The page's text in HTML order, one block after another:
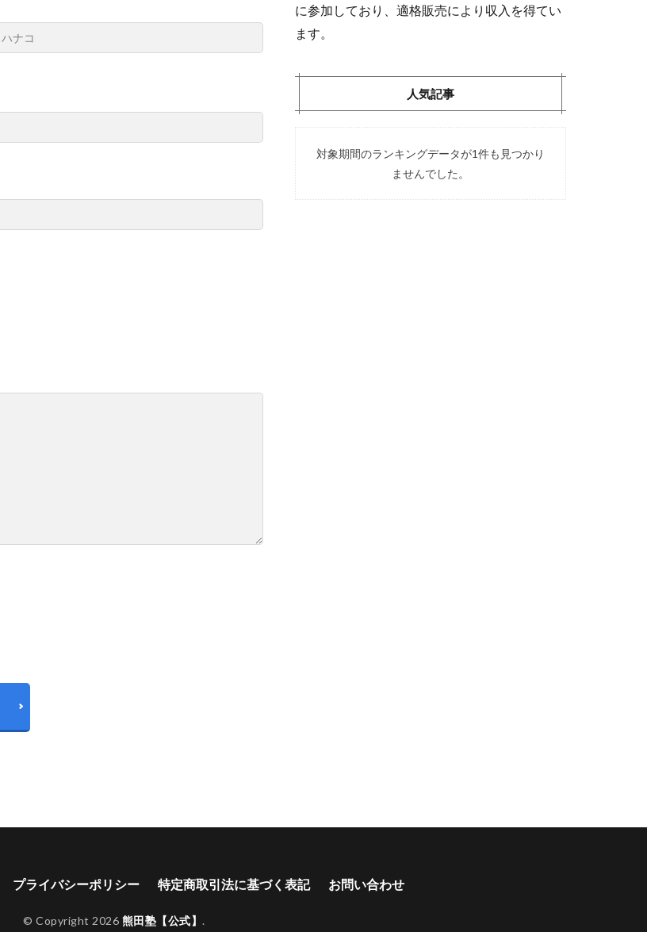
に参加しており、適格販売により収入を得てい
ます。
人気記事
対象期間のランキングデータが1件も見つかり
ませんでした。
プライバシーポリシー 特定商取引法に基づく表記 お問い合わせ
© Copyright 2026 熊田塾【公式】.